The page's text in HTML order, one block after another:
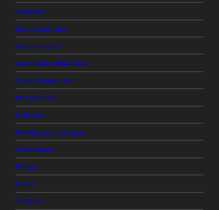
Lenguas
Los abandonos
Los caprichos
Los sueños disolutos
Los sufrimientos
Mis enlaces
Noticias
Novela por entregas
Oneiremas
Poesía
Posts
Tiernos